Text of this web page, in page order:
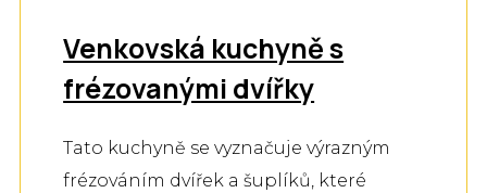
Venkovská kuchyně s
frézovanými dvířky
Tato kuchyně se vyznačuje výrazným
frézováním dvířek a šuplíků, které